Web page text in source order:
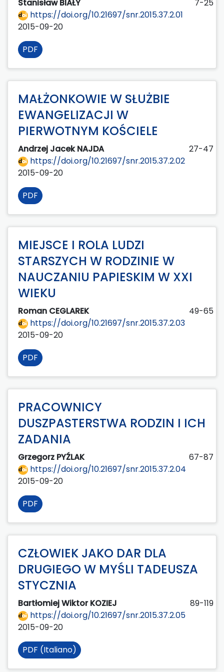
Stanisław BIAŁY
7-25
https://doi.org/10.21697/snr.2015.37.2.01
2015-09-20
PDF
MAŁŻONKOWIE W SŁUŻBIE
EWANGELIZACJI W
PIERWOTNYM KOŚCIELE
Andrzej Jacek NAJDA
27-47
https://doi.org/10.21697/snr.2015.37.2.02
2015-09-20
PDF
MIEJSCE I ROLA LUDZI
STARSZYCH W RODZINIE W
NAUCZANIU PAPIESKIM W XXI
WIEKU
Roman CEGLAREK
49-65
https://doi.org/10.21697/snr.2015.37.2.03
2015-09-20
PDF
PRACOWNICY
DUSZPASTERSTWA RODZIN I ICH
ZADANIA
Grzegorz PYŹLAK
67-87
https://doi.org/10.21697/snr.2015.37.2.04
2015-09-20
PDF
CZŁOWIEK JAKO DAR DLA
DRUGIEGO W MYŚLI TADEUSZA
STYCZNIA
Bartłomiej Wiktor KOZIEJ
89-119
https://doi.org/10.21697/snr.2015.37.2.05
2015-09-20
PDF (Italiano)